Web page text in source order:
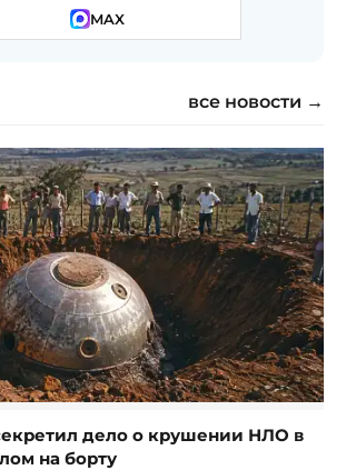
MAX
все новости →
дело о крушении НЛО в
на борту